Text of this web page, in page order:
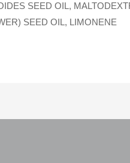
SEED OIL,
SEED OIL, LIMONENE